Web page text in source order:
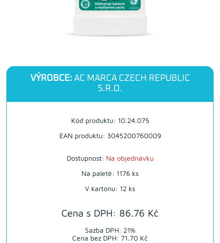
VÝROBCE: AC MARCA CZECH REPUBLIC
S.R.O.
Cena s DPH: 86.76 Kč
Sazba DPH: 21%
Cena bez DPH: 71.70 Kč
Kód produktu: 10.24.075
EAN produktu: 3045200760009
Dostupnost: Na objednávku
Na paletě: 1176 ks
V kartonu: 12 ks